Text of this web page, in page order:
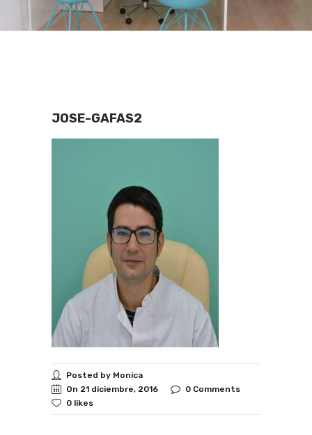
JOSE-GAFAS2
Posted by Monica
On 21 diciembre, 2016
0 Comments
0 likes